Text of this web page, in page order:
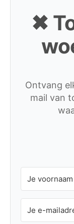
✖
Ontvang
mail van